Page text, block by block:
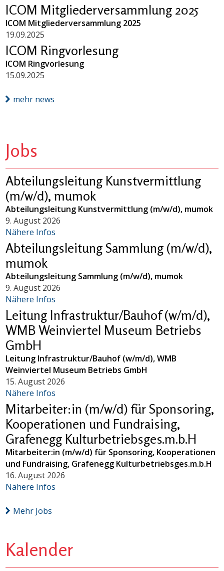
ICOM Mitgliederversammlung 2025
ICOM Mitgliederversammlung 2025
19.09.2025
ICOM Ringvorlesung
ICOM Ringvorlesung
15.09.2025
mehr news
Jobs
Abteilungsleitung Kunstvermittlung
(m/w/d), mumok
Abteilungsleitung Kunstvermittlung (m/w/d), mumok
9. August 2026
Nähere Infos
Abteilungsleitung Sammlung (m/w/d),
mumok
Abteilungsleitung Sammlung (m/w/d), mumok
9. August 2026
Nähere Infos
Leitung Infrastruktur/Bauhof (w/m/d),
WMB Weinviertel Museum Betriebs
GmbH
Leitung Infrastruktur/Bauhof (w/m/d), WMB
Weinviertel Museum Betriebs GmbH
15. August 2026
Nähere Infos
Mitarbeiter:in (m/w/d) für Sponsoring,
Kooperationen und Fundraising,
Grafenegg Kulturbetriebsges.m.b.H
Mitarbeiter:in (m/w/d) für Sponsoring, Kooperationen
und Fundraising, Grafenegg Kulturbetriebsges.m.b.H
16. August 2026
Nähere Infos
Mehr Jobs
Kalender